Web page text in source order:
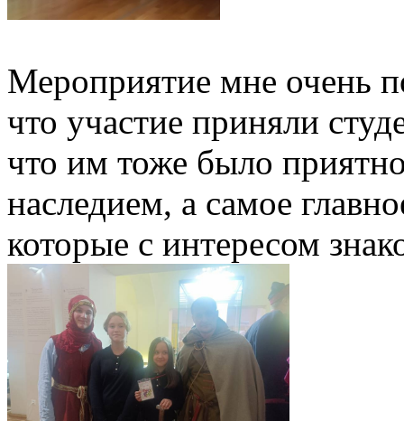
Мероприятие мне очень
что участие приняли
что им тоже было
наследием, а самое
которые с интересом